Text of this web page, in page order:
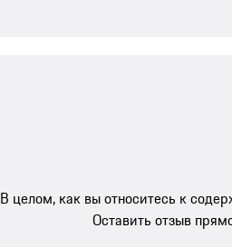
В целом, как вы относитесь к
Оставить отзыв